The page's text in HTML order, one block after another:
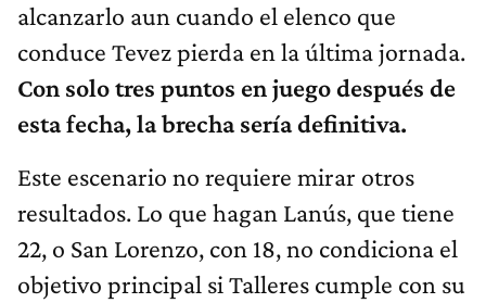
alcanzarlo aun cuando el elenco que
conduce Tevez pierda en la última jornada.
Con solo tres puntos en juego después de
esta fecha, la brecha sería definitiva.
Este escenario no requiere mirar otros
resultados. Lo que hagan Lanús, que tiene
22, o San Lorenzo, con 18, no condiciona el
objetivo principal si Talleres cumple con su